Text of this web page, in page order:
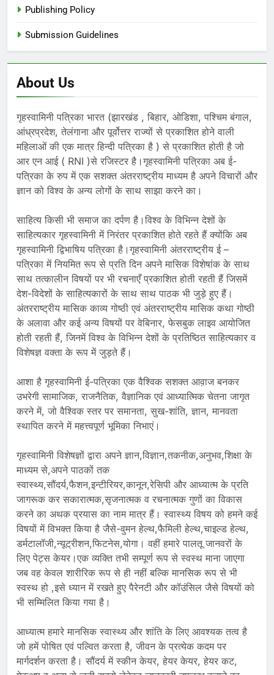
Publishing Policy
Submission Guidelines
About Us
गृहस्वामिनी पत्रिका भारत (झारखंड , बिहार, ओडिशा, पश्चिम बंगाल,
आंध्रप्रदेश, तेलंगाना और पूर्वोत्तर राज्यों से प्रकाशित होने वाली
महिलाओं की एक मात्र हिन्दी पत्रिका है ) से प्रकाशित होती है जो
आर एन आई ( RNI )से रजिस्टर है।गृहस्वामिनी पत्रिका अब ई-
पत्रिका के रुप में एक सशक्त अंतरराष्ट्रीय माध्यम है अपने विचारों और
ज्ञान को विश्व के अन्य लोगों के साथ साझा करने का।
साहित्य किसी भी समाज का दर्पण है।विश्व के विभिन्न देशों के
साहित्यकार गृहस्वामिनी में निरंतर प्रकाशित होते रहते हैं क्योंकि अब
गृहस्वामिनी द्विभाषिय पत्रिका है।गृहस्वामिनी अंतरराष्ट्रीय ई –
पत्रिका में नियमित रूप से प्रति दिन अपने मासिक विशेषांक के साथ
साथ तत्कालीन विषयों पर भी रचनाएँ प्रकाशित होती रहती हैं जिसमें
देश-विदेशों के साहित्यकारों के साथ साथ पाठक भी जुड़े हुए हैं।
अंतरराष्ट्रीय मासिक काव्य गोष्ठी एवं अंतरराष्ट्रीय मासिक कथा गोष्ठी
के अलावा और कई अन्य विषयों पर वेबिनार, फेसबुक लाइव आयोजित
होती रहती हैं, जिनमें विश्व के विभिन्न देशों के प्रतिष्ठित साहित्यकार व
विशेषज्ञ वक्ता के रूप में जुड़ते हैं।
आशा है गृहस्वामिनी ई-पत्रिका एक वैश्विक सशक्त आव़ाज बनकर
उभरेगी सामाजिक, राजनैतिक, वैज्ञानिक एवं आध्यात्मिक चेतना जागृत
करने में, जो वैश्विक स्तर पर समानता, सुख-शांति, ज्ञान, मानवता
स्थापित करने में महत्त्वपूर्ण भूमिका निभाएं।
गृहस्वामिनी विशेषज्ञों द्वारा अपने ज्ञान,विज्ञान,तकनीक,अनुभव,शिक्षा के
माध्यम से,अपने पाठकों तक
स्वास्थ्य,सौंदर्य,फैशन,इन्टीरियर,कानून,रेसिपी और आध्यात्म के प्रति
जागरूक कर सकारात्मक,सृजनात्मक व रचनात्मक गुणों का विकास
करने का अथक प्रयास का नाम मात्र हैं। स्वास्थ्य विषय को हमने कई
विषयों में विभक्त किया है जैसे-वुमन हेल्थ,फैमिली हेल्थ,चाइल्ड हेल्थ,
डर्मटालॉजी,न्यूट्रीशन,फिटनेस,योगा। वहीं हमारे पालतू जानवरों के
लिए पेट्स केयर।एक व्यक्ति तभी सम्पूर्ण रूप से स्वस्थ माना जाएगा
जब वह केवल शारीरिक रूप से ही नहीं बल्कि मानसिक रूप से भी
स्वस्थ हो ,इसे ध्यान में रखते हुए पैरेनटी और कॉउंसिल जैसे विषयों को
भी सम्मिलित किया गया है।
आध्यात्म हमारे मानसिक स्वास्थ्य और शांति के लिए आवश्यक तत्व है
जो हमें पोषित एवं पल्वित करता है, जीवन के प्रत्येक कदम पर
मार्गदर्शन करता है। सौंदर्य में स्कीन केयर, हेयर केयर, हेयर कट,